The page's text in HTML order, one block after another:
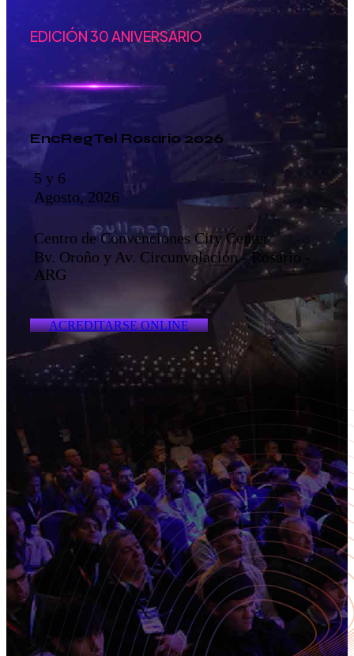
EDICIÓN 30 ANIVERSARIO
EncRegTel Rosario 2026
5 y 6
Agosto, 2026
Centro de Convenciones City Center
Bv. Oroño y Av. Circunvalación - Rosario -
ARG
ACREDITARSE ONLINE